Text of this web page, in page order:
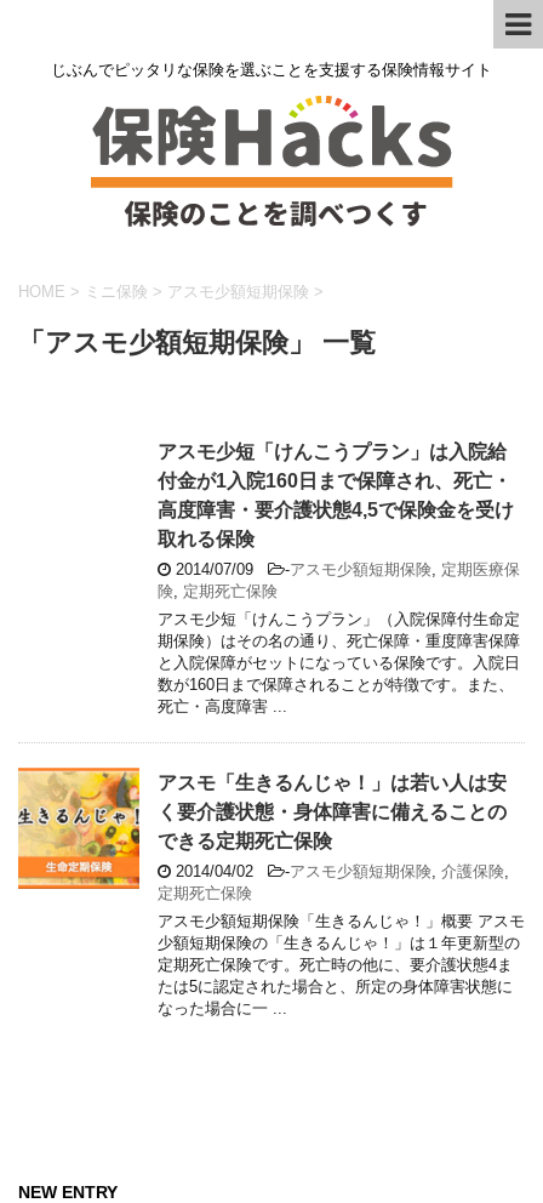
じぶんでピッタリな保険を選ぶことを支援する保険情報サイト
HOME > ミニ保険 > アスモ少額短期保険 >
「アスモ少額短期保険」 一覧
アスモ少短「けんこうプラン」は入院給
付金が1入院160日まで保障され、死亡・
高度障害・要介護状態4,5で保険金を受け
取れる保険
2014/07/09 -アスモ少額短期保険 定期医療保
険 定期死亡保険
アスモ少短「けんこうプラン」（入院保障付生命定
期保険）はその名の通り、死亡保障・重度障害保障
と入院保障がセットになっている保険です。入院日
数が160日まで保障されることが特徴です。また、
死亡・高度障害 ...
アスモ「生きるんじゃ！」は若い人は安
く要介護状態・身体障害に備えることの
できる定期死亡保険
2014/04/02 -アスモ少額短期保険 介護保険
定期死亡保険
アスモ少額短期保険「生きるんじゃ！」概要 アスモ
少額短期保険の「生きるんじゃ！」は１年更新型の
定期死亡保険です。死亡時の他に、要介護状態4ま
たは5に認定された場合と、所定の身体障害状態に
なった場合に一 ...
NEW ENTRY